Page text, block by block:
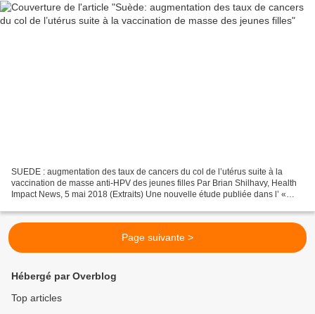
SUEDE : augmentation des taux de cancers du col de l’utérus suite à la
vaccination de masse anti-HPV des jeunes filles Par Brian Shilhavy, Health
Impact News, 5 mai 2018 (Extraits) Une nouvelle étude publiée dans l’ «
Page suivante >
Hébergé par Overblog
Top articles